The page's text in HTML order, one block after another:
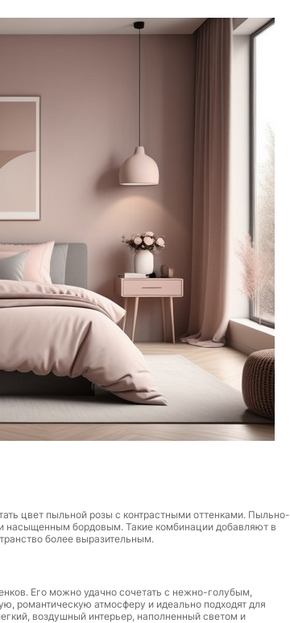
цвет пыльной розы с контрастными оттенками. Пыльно-
насыщенным бордовым. Такие комбинации добавляют в
более выразительным.
Его можно удачно сочетать с нежно-голубым,
романтическую атмосферу и идеально подходят для
воздушный интерьер, наполненный светом и